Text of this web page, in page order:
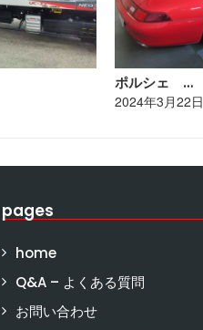
ポルシェ …
2024年3月22日
pages
home
Q&A – よくある質問
お問い合わせ